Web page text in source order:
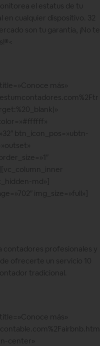
el estatus de tu
cualquier dispositivo. 32
son tu garantía, ¡No te
más»
btn_icon_pos=»ubtn-
md»]
img_size=»full»]
contadores profesionales y
ofrecerte un servicio 10
tradicional.
más»
center»